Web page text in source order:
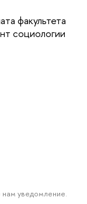
факультета
социологии
уведомление.